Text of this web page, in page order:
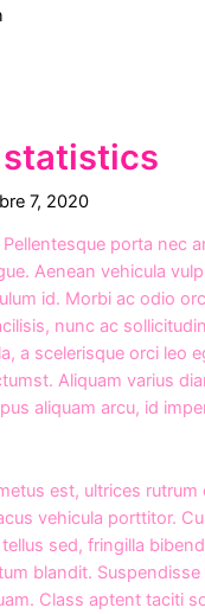
7, 2020
porta nec
Aenean vehicula
id. Morbi ac odio
nunc ac
a scelerisque orci leo
Aliquam varius
aliquam arcu, id
est, ultrices
vehicula porttitor.
sed, fringilla
blandit.
Class aptent taciti